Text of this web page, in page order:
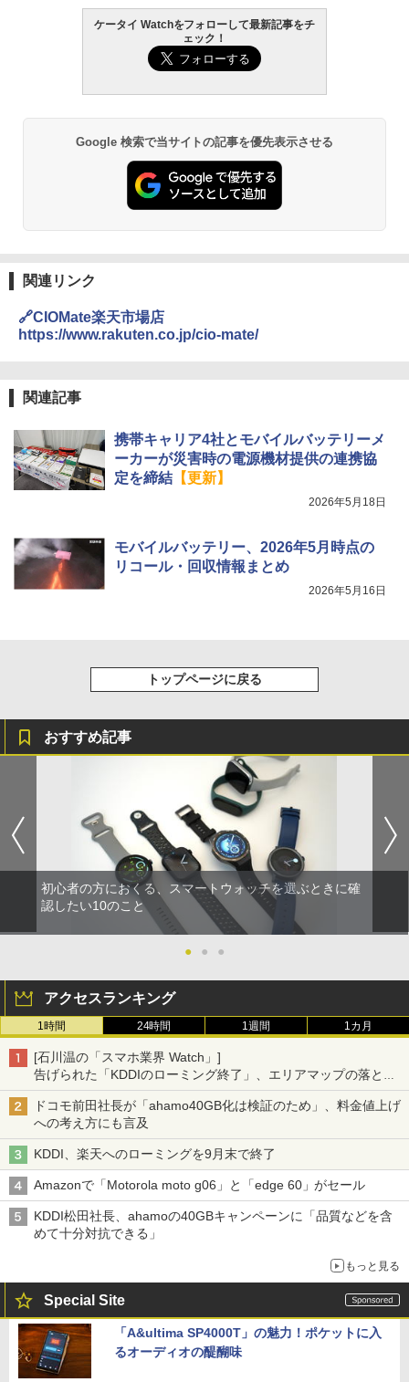
ケータイ Watchをフォローして最新記事をチ
ェック！
Google 検索で当サイトの記事を優先表示させる
関連リンク
🔗CIOMate楽天市場店
https://www.rakuten.co.jp/cio-mate/
関連記事
携帯キャリア4社とモバイルバッテリーメ
ーカーが災害時の電源機材提供の連携協
定を締結【更新】
2026年5月18日
モバイルバッテリー、2026年5月時点の
リコール・回収情報まとめ
2026年5月16日
トップページに戻る
おすすめ記事
初心者の方におくる、スマートウォッチを選ぶときに確
認したい10のこと
● ● ●
アクセスランキング
1時間 24時間 1週間 1カ月
[石川温の「スマホ業界 Watch」]
告げられた「KDDIのローミング終了」、エリアマップの落とし
穴と楽天モバイルの課題
ドコモ前田社長が「ahamo40GB化は検証のため」、料金値上げ
への考え方にも言及
KDDI、楽天へのローミングを9月末で終了
Amazonで「Motorola moto g06」と「edge 60」がセール
KDDI松田社長、ahamoの40GBキャンペーンに「品質などを含
めて十分対抗できる」
もっと見る
Special Site
「A&ultima SP4000T」の魅力！ポケットに入
るオーディオの醍醐味